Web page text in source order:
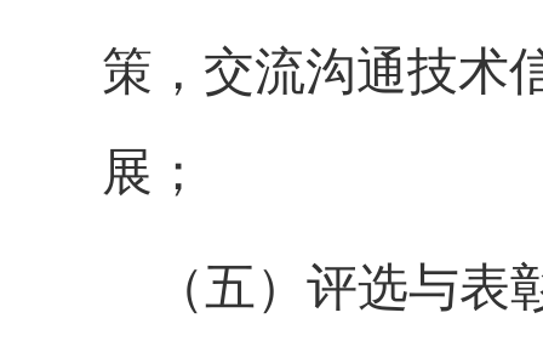
策，交流沟通技术
展；
（五）评选与表